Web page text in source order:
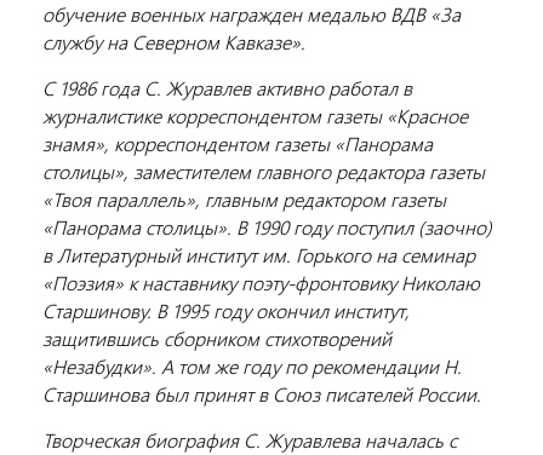
обучение военных награжден медалью ВДВ «За
службу на Северном Кавказе».
С 1986 года С. Журавлев активно работал в
журналистике корреспондентом газеты «Красное
знамя», корреспондентом газеты «Панорама
столицы», заместителем главного редактора газеты
«Твоя параллель», главным редактором газеты
«Панорама столицы». В 1990 году поступил (заочно)
в Литературный институт им. Горького на семинар
«Поэзия» к наставнику поэту-фронтовику Николаю
Старшинову. В 1995 году окончил институт,
защитившись сборником стихотворений
«Незабудки». А том же году по рекомендации Н.
Старшинова был принят в Союз писателей России.
Творческая биография С. Журавлева началась с